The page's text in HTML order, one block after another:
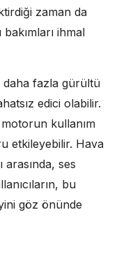
zaman da
ihmal
daha fazla gürültü
edici olabilir.
kullanım
etkileyebilir. Hava
arasında, ses
bu
göz önünde